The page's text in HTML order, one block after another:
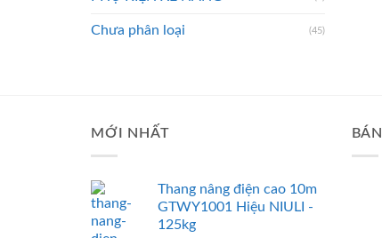
Chưa phân loại (45)
MỚI NHẤT
Thang nâng điện cao 10m
GTWY1001 Hiệu NIULI -
125kg